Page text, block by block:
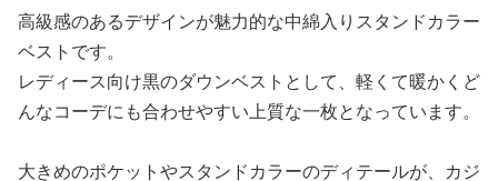
高級感のあるデザインが魅力的な中綿入りスタンドカラー
ベストです。
レディース向け黒のダウンベストとして、軽くて暖かくど
んなコーデにも合わせやすい上質な一枚となっています。
大きめのポケットやスタンドカラーのディテールが、カジ